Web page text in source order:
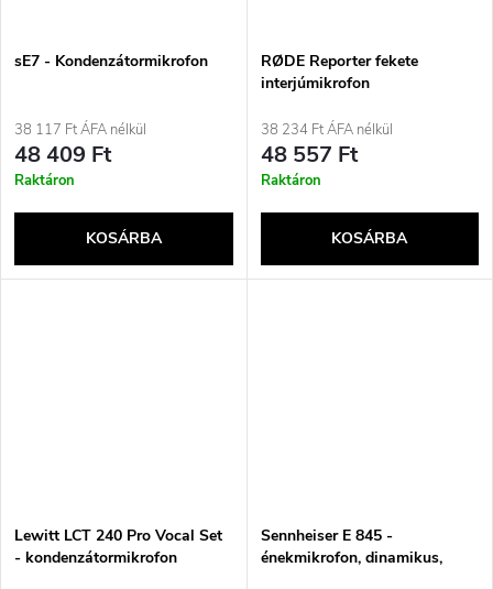
sE7 - Kondenzátormikrofon
38 117 Ft ÁFA nélkül
48 409 Ft
Raktáron
KOSÁRBA
RØDE Reporter fekete
interjúmikrofon
38 234 Ft ÁFA nélkül
48 557 Ft
Raktáron
KOSÁRBA
Lewitt LCT 240 Pro Vocal Set
- kondenzátormikrofon
Sennheiser E 845 -
énekmikrofon, dinamikus,